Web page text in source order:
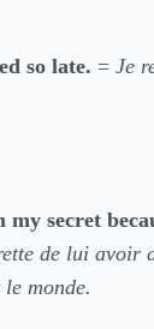
so late. = Je
secret
de lui avoir
monde.